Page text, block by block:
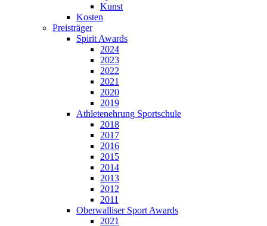
Kunst
Kosten
Preisträger
Spirit Awards
2024
2023
2022
2021
2020
2019
Athletenehrung Sportschule
2018
2017
2016
2015
2014
2013
2012
2011
Oberwalliser Sport Awards
2021